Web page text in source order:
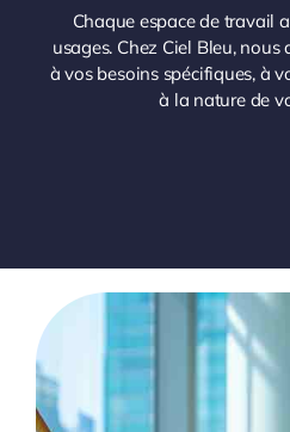
Chaque espace de travail
usages. Chez Ciel Bleu,
à vos besoins spécifiques, à
à la nature de